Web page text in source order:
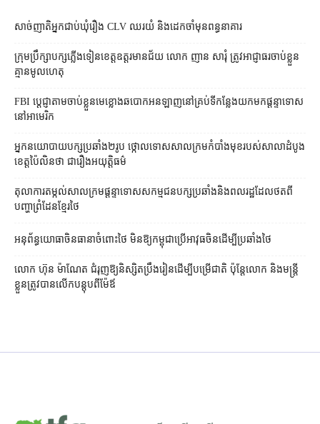
សាច់ញាតិអ្នកជាប់ឃុំរឿង CLV ឈរយំ និងដេកចាំមុនពន្ធនាគារ
ក្រុមប្រឹក្សា​បក្ស​ភ្លើងទៀន​ខេត្ត​ឧត្ដរមានជ័យ លោក ញាន សារុំ ត្រូវ​អាជ្ញាធរ​ចាប់ខ្លួន​
គ្មាន​មូលហេតុ
FBI ប្ដេជ្ញា​តាម​ចាប់ខ្លួន​មេខ្លោង​ឆបោក​អនឡាញ​នៅ​គ្រប់​ទីកន្លែង​យក​មក​ផ្ដន្ទាទោស​
នៅ​អាមេរិក
អ្នកនយោបាយ​បក្ស​ប្រឆាំង​២​រូប ថ្កោលទោស​សាលក្រម​កំបាំងមុខ​របស់​សាលាដំបូង​
ខេត្ត​ប៉ៃលិន​ថា ជា​រឿង​អយុត្តិធម៌
តុលាការ​តម្កល់​សាលក្រម​ផ្ដន្ទាទោស​សកម្មជន​បក្ស​ប្រឆាំង​និង​ពលរដ្ឋ​ដែល​ថត​ពី​
បញ្ហា​ព្រំដែន​ខ្មែរ​ថៃ
អនុព័ន្ធយោធា​ចិន​ធានា​ចំពោះ​ថៃ មិន​ឱ្យ​កម្ពុជា​ប្រើ​អាវុធ​ចិន​ដើម្បី​ប្រឆាំង​ថៃ ​
លោក ហ៊ុន ម៉ាណែត ជំរុញ​ឱ្យ​និស្សិត​ប្រឹងរៀន​ដើម្បី​បម្រើ​ជាតិ ប៉ុន្តែ​លោក និង​មន្ត្រី​​
ខ្លួន​ត្រូវ​បាន​លើក​បន្តុប​ពី​ម៉ែឪ